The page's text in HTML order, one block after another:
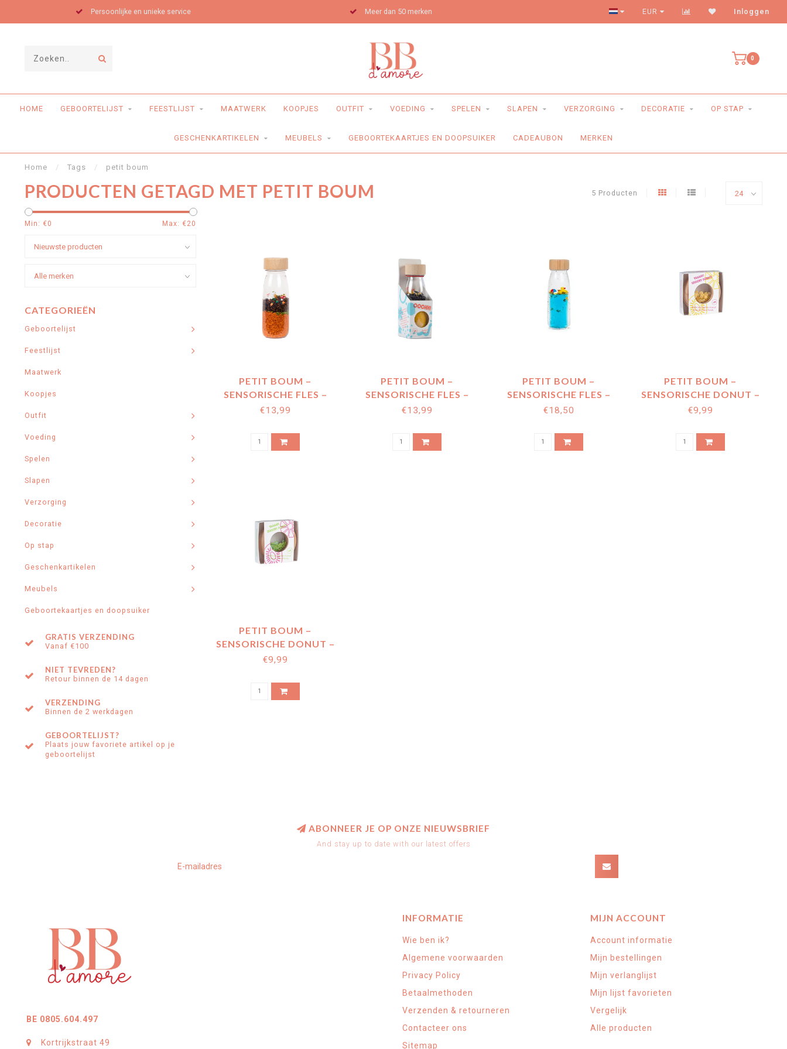
Persoonlijke en unieke service Meer dan 50 merken Levering aan huis
EUR Inloggen
0
HOME GEBOORTELIJST FEESTLIJST MAATWERK KOOPJES OUTFIT VOEDING SPELEN SLAPEN VERZORGING DECORATIE OP STAP
GESCHENKARTIKELEN MEUBELS GEBOORTEKAARTJES EN DOOPSUIKER CADEAUBON MERKEN
Home / Tags / petit boum
PRODUCTEN GETAGD MET PETIT BOUM 5 Producten
Min: €0 Max: €20
CATEGORIEËN
Geboortelijst
Feestlijst
Maatwerk
Koopjes
Outfit
Voeding
Spelen
Slapen
Verzorging
Decoratie
Op stap
Geschenkartikelen
Meubels
Geboortekaartjes en doopsuiker
GRATIS VERZENDING
Vanaf €100
NIET TEVREDEN?
Retour binnen de 14 dagen
VERZENDING
Binnen de 2 werkdagen
GEBOORTELIJST?
Plaats jouw favoriete artikel op je
geboortelijst
PETIT BOUM –
SENSORISCHE FLES –
RABBIT
€13,99
PETIT BOUM –
SENSORISCHE FLES –
BEES
€13,99
PETIT BOUM –
SENSORISCHE FLES –
DUCKY
€18,50
PETIT BOUM –
SENSORISCHE DONUT –
CITROEN
€9,99
PETIT BOUM –
SENSORISCHE DONUT –
KIWI
€9,99
ABONNEER JE OP ONZE NIEUWSBRIEF
And stay up to date with our latest offers
BE 0805.604.497
Kortrijkstraat 49
INFORMATIE
Wie ben ik?
Algemene voorwaarden
Privacy Policy
Betaalmethoden
Verzenden & retourneren
Contacteer ons
Sitemap
MIJN ACCOUNT
Account informatie
Mijn bestellingen
Mijn verlanglijst
Mijn lijst favorieten
Vergelijk
Alle producten